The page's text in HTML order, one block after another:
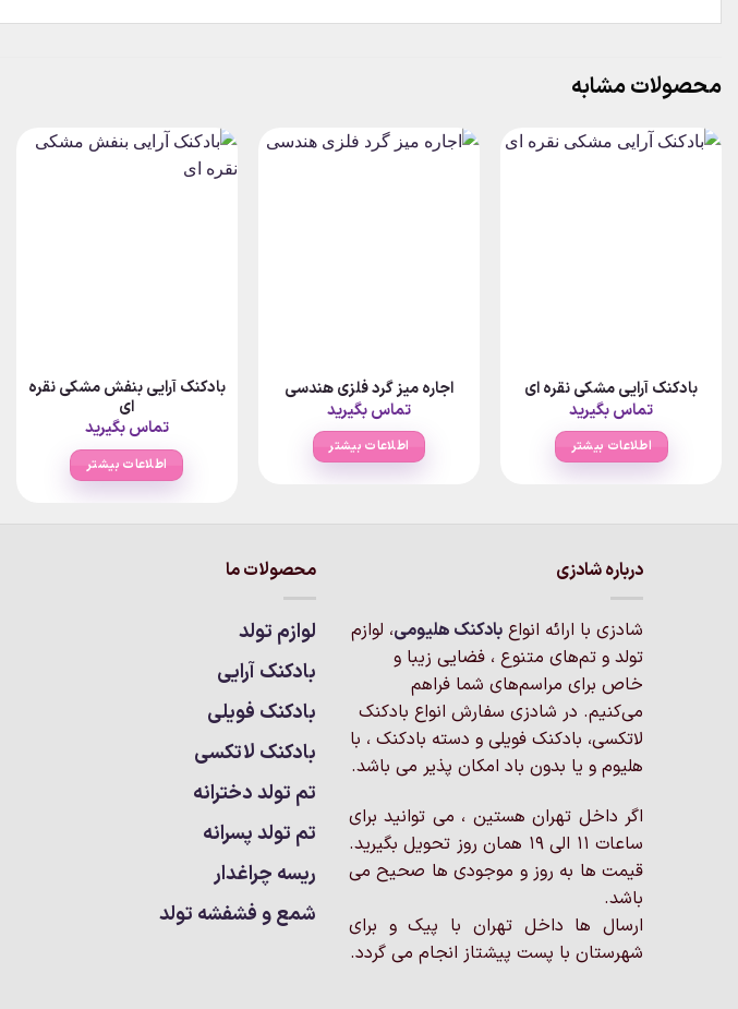
محصولات مشابه
بادکنک آرایی مشکی نقره ای
تماس بگیرید
اطلاعات بیشتر
اجاره میز گرد فلزی هندسی
تماس بگیرید
اطلاعات بیشتر
بادکنک آرایی بنفش مشکی نقره
ای
تماس بگیرید
اطلاعات بیشتر
درباره شادزی
شادزی با ارائه انواع بادکنک‌ هلیومی، لوازم
تولد و تم‌های متنوع ، فضایی زیبا و
خاص برای مراسم‌های شما فراهم
می‌کنیم. در شادزی سفارش انواع بادکنک
لاتکسی، بادکنک فویلی و دسته بادکنک ، با
هلیوم و یا بدون باد امکان پذیر می باشد.
اگر داخل تهران هستین ، می توانید برای
ساعات 11 الی 19 همان روز تحویل بگیرید.
قیمت ها به روز و موجودی ها صحیح می
باشد.
ارسال ها داخل تهران با پیک و برای
شهرستان با پست پیشتاز انجام می گردد.
محصولات ما
لوازم تولد
بادکنک آرایی
بادکنک فویلی
بادکنک لاتکسی
تم تولد دخترانه
تم تولد پسرانه
ریسه چراغدار
شمع و فشفشه تولد